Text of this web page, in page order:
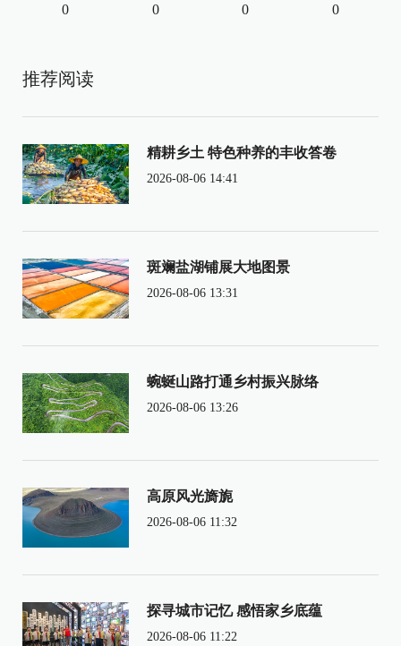
0 0 0 0
推荐阅读
精耕乡土 特色种养的丰收答卷
2026-08-06 14:41
斑斓盐湖铺展大地图景
2026-08-06 13:31
蜿蜒山路打通乡村振兴脉络
2026-08-06 13:26
高原风光旖旎
2026-08-06 11:32
探寻城市记忆 感悟家乡底蕴
2026-08-06 11:22